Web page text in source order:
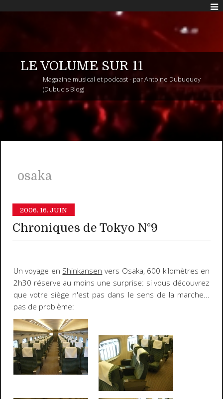
LE VOLUME SUR 11
Magazine musical et podcast - par Antoine Dubuquoy
(Dubuc's Blog)
osaka
2006. 16. JUIN
Chroniques de Tokyo N°9
Un voyage en Shinkansen vers Osaka, 600 kilomètres en
2h30 réserve au moins une surprise: si vous découvrez
que votre siège n'est pas dans le sens de la marche...
pas de problème: